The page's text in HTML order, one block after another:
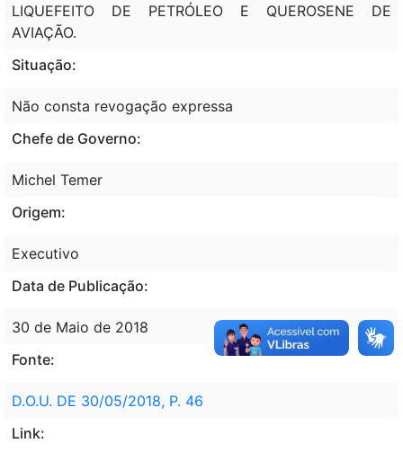
LIQUEFEITO DE PETRÓLEO E QUEROSENE DE
AVIAÇÃO.
Situação:
Não consta revogação expressa
Chefe de Governo:
Michel Temer
Origem:
Executivo
Data de Publicação:
30 de Maio de 2018
Fonte:
D.O.U. DE 30/05/2018, P. 46
Link: